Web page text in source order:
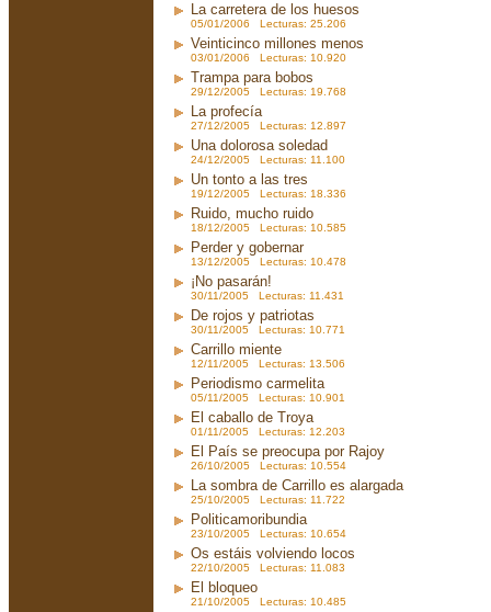
La carretera de los huesos
05/01/2006 Lecturas: 25.206
Veinticinco millones menos
03/01/2006 Lecturas: 10.920
Trampa para bobos
29/12/2005 Lecturas: 19.768
La profecía
27/12/2005 Lecturas: 12.897
Una dolorosa soledad
24/12/2005 Lecturas: 11.100
Un tonto a las tres
19/12/2005 Lecturas: 18.336
Ruido, mucho ruido
18/12/2005 Lecturas: 10.585
Perder y gobernar
13/12/2005 Lecturas: 10.478
¡No pasarán!
30/11/2005 Lecturas: 11.431
De rojos y patriotas
30/11/2005 Lecturas: 10.771
Carrillo miente
12/11/2005 Lecturas: 13.506
Periodismo carmelita
05/11/2005 Lecturas: 10.901
El caballo de Troya
01/11/2005 Lecturas: 12.203
El País se preocupa por Rajoy
26/10/2005 Lecturas: 10.554
La sombra de Carrillo es alargada
25/10/2005 Lecturas: 11.722
Politicamoribundia
23/10/2005 Lecturas: 10.654
Os estáis volviendo locos
22/10/2005 Lecturas: 11.083
El bloqueo
21/10/2005 Lecturas: 10.485